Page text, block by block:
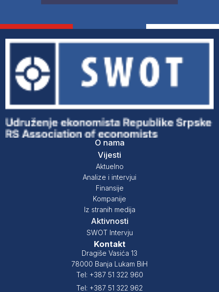
O nama
Vijesti
Aktuelno
Analize i intervjui
Finansije
Kompanije
Iz stranih medija
Aktivnosti
SWOT Intervju
Kontakt
Dragiše Vasića 13
78000 Banja Lukam BiH
Tel: +387 51 322 960
Tel: +387 51 322 962